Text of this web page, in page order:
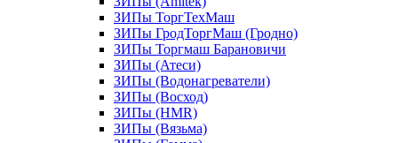
ЗИПы ТоргТехМаш
ЗИПы ГродТоргМаш (Гродно)
ЗИПы Торгмаш Барановичи
ЗИПы (Атеси)
ЗИПы (Водонагреватели)
ЗИПы (Восход)
ЗИПы (HMR)
ЗИПы (Вязьма)